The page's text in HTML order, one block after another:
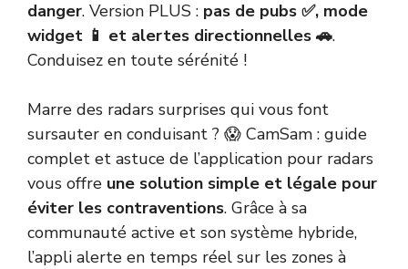
danger. Version PLUS : pas de pubs ✅, mode
widget 📱 et alertes directionnelles 🚗.
Conduisez en toute sérénité !
Marre des radars surprises qui vous font
sursauter en conduisant ? 😱 CamSam : guide
complet et astuce de l’application pour radars
vous offre une solution simple et légale pour
éviter les contraventions. Grâce à sa
communauté active et son système hybride,
l’appli alerte en temps réel sur les zones à